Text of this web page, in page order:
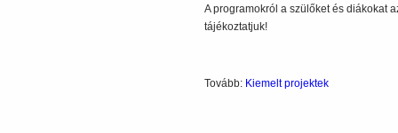
A programokról a szülőket és diákokat
tájékoztatjuk!
Tovább: Kiemelt projektek